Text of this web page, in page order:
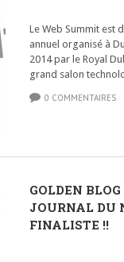
Le Web Summit est
annuel organisé à
2014 par le Royal
grand salon
0 COMMENTAIRES
GOLDEN
JOURNAL DU
FINALISTE !!